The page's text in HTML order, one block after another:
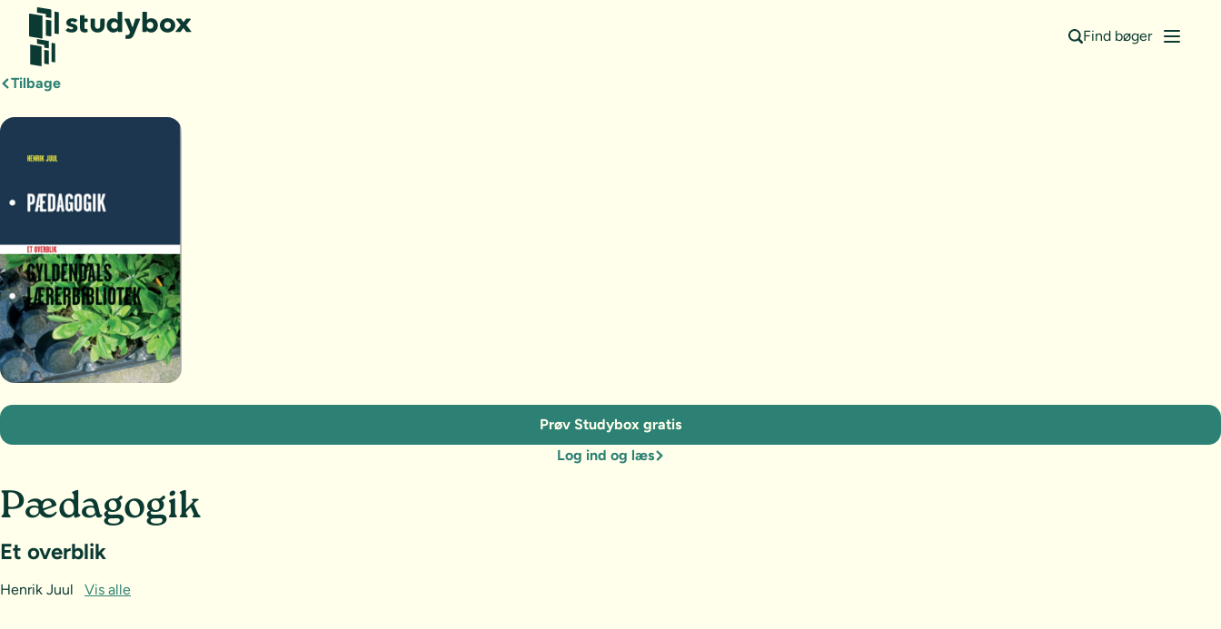
Find bøger
Tilbage
Pædagogik
Et overblik
Henrik Juul Vis alle
Prøv Studybox gratis
Log ind og læs